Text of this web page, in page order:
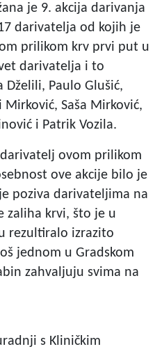
je 9. akcija darivanja
darivatelja od kojih je
prilikom krv prvi put u
darivatelja i to
Dželili, Paulo Glušić,
Mirković, Saša Mirković,
i Patrik Vozila.
ovom prilikom
ove akcije bilo je
poziva darivateljima na
zaliha krvi, što je u
rezultiralo izrazito
jednom u Gradskom
zahvaljuju svima na
s Kliničkim